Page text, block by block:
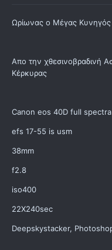
Ωρίωνας ο Μέγας
Απο την χθεσινοβραδινή
Κέρκυρας
Canon eos 40D full spectra
efs 17-55 is usm
38mm
f2.8
iso400
22X240sec
Deepskystacker,